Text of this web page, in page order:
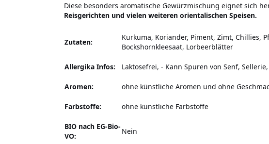
Diese besonders aromatische Gewürzmischung eignet sich
Reisgerichten und vielen weiteren orientalischen Speisen.
Zutaten:
Kurkuma, Koriander, Piment, Zimt, Chillies,
Bockshornkleesaat, Lorbeerblätter
Allergika Infos: Laktosefrei, - Kann Spuren von Senf,
Aromen: ohne künstliche Aromen und ohne
Farbstoffe: ohne künstliche Farbstoffe
BIO nach EG-Bio-
VO:
Nein